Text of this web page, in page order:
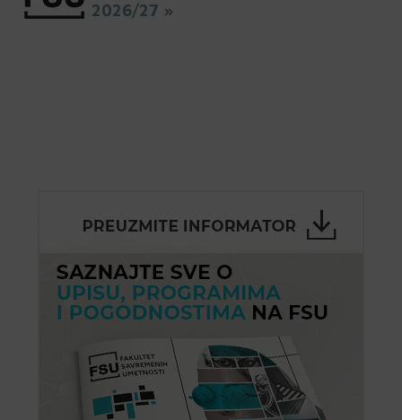
2026/27 »